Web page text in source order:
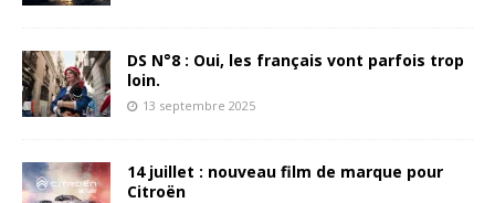
DS N°8 : Oui, les français vont parfois trop
loin.
13 septembre 2025
14 juillet : nouveau film de marque pour
Citroën